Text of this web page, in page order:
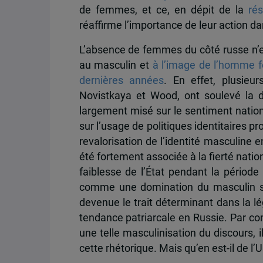
de femmes, et ce, en dépit de la
réaffirme l’importance de leur action
L’absence de femmes du côté russe
au masculin et à l’image de
dernières années. En effet,
Novistkaya et Wood, ont soulevé la
largement misé sur le sentiment
sur l’usage de politiques identitaires
revalorisation de l’identité masculine
été fortement associée à la fierté
faiblesse de l’État pendant la
comme une domination du masculin
devenue le trait déterminant dans la
tendance patriarcale en Russie. Par
une telle masculinisation du discours,
cette rhétorique. Mais qu’en est-il de